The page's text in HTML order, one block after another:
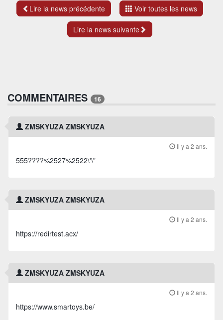
Lire la news précédente Voir toutes les news
Lire la news suivante
COMMENTAIRES 16
ZMSKYUZA ZMSKYUZA
Il y a 2 ans.
555????%2527%2522\'\"
ZMSKYUZA ZMSKYUZA
Il y a 2 ans.
https://redirtest.acx/
ZMSKYUZA ZMSKYUZA
Il y a 2 ans.
https://www.smartoys.be/